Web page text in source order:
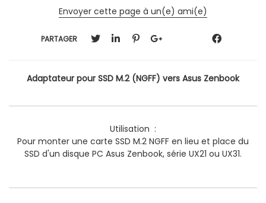
Envoyer cette page à un(e) ami(e)
PARTAGER
Adaptateur pour SSD M.2 (NGFF) vers Asus Zenbook
Utilisation :
Pour monter une carte SSD M.2 NGFF en lieu et place du
SSD d'un disque PC Asus Zenbook, série UX21 ou UX31.